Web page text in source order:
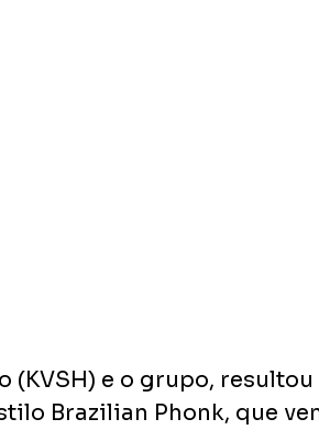
(KVSH) e o grupo,
Brazilian Phonk, que